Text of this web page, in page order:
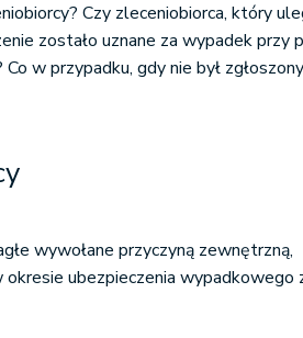
Czy zleceniobiorca, który
zostało uznane za wypadek przy
w przypadku, gdy nie był
wywołane przyczyną zewnętrzną,
ubezpieczenia wypadkowego